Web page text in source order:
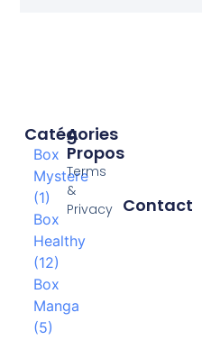
A
Propos
Terms
&
Privacy
Catégories
Box
Mystere
(1)
Box
Healthy
(12)
Box
Manga
(5)
Contact